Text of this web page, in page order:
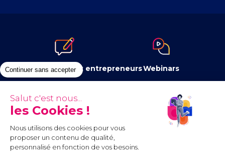
Continuer sans accepter
Salut c'est nous...
les Cookies !
Nous utilisons des cookies pour vous
proposer un contenu de qualité,
personnalisé en fonction de vos besoins.
Le blog dédié aux entrepreneursWebinars
Newsletter Contenus à télécharger